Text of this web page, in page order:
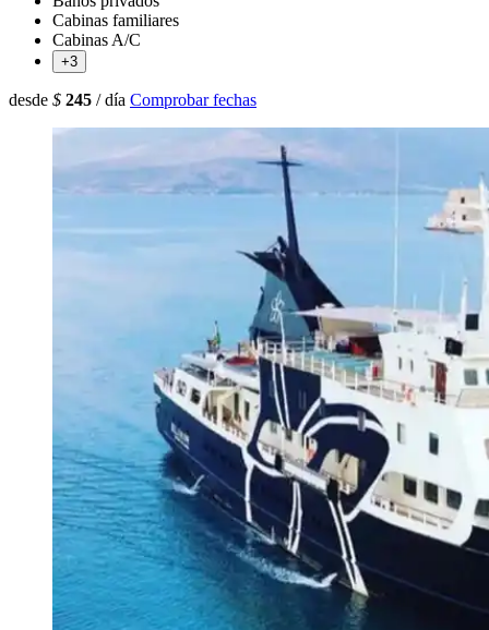
Cabinas familiares
Cabinas A/C
+3
desde $ 245 / día Comprobar fechas